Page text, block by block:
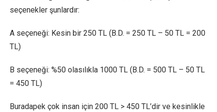
seçenekler şunlardır:
A seçeneği: Kesin bir 250 TL (B.D. = 250 TL – 50 TL = 200
TL)
B seçeneği: %50 olasılıkla 1000 TL (B.D. = 500 TL – 50 TL
= 450 TL)
Buradapek çok insan için 200 TL > 450 TL’dir ve kesinlikle